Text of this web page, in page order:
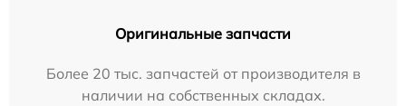
Оригинальные запчасти
Более 20 тыс. запчастей от производителя в
наличии на собственных складах.